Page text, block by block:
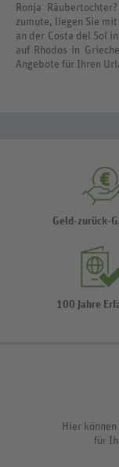
Ronja
zumute, liegen Sie
an der Costa del Sol
auf Rhodos in
Angebote für Ihren
Geld-zurück-
100 Jahre
Hier
für